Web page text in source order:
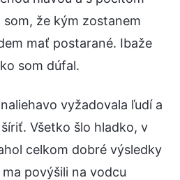
že kým zostanem
mať postarané. Ibaže
som dúfal.
vyžadovala ľudí a
Všetko šlo hladko, v
celkom dobré výsledky
povýšili na vodcu